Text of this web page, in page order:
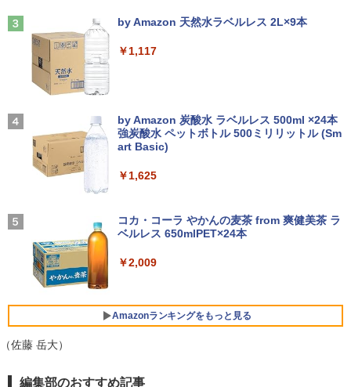
ows11 DVDドライブ Bluetooth HDMI O
ffice付き 中古パソコン 中古ノートPC 整
備済み
￥14,555
4
レビュー投稿 5年保証｜MS Office 2024
ws11 Office付｜スペック Core i5 第7世
代 メモリ 8GB 大容量 HDD 500GB テン
PC オフィス搭載
第8世代｜HP 中古デスクトップパソコン
Windows11 office付き｜メモリ8GB SS
D256GB HDD500GB｜ デスクトップ Mi
可能｜デスクトップ 中古｜中古PC
デスクトップパソコン Windows11 Offic
e付き パソコン 新品｜インテル 第14世代
スクトップPC 2年保証 激安 高性能 ゲー
ム 本体のみ PC 高スペッ 初期設定済み
で】 モニター 27インチ 100Hz FHD VA
￥13,980
非光沢 スピーカー内蔵 3年保証 ディスプ
レイ パソコンモニター PCモニター フル
イリスオーヤマ DT-JF *
5
自立スタンド モバイルモニター スタンド
縄・離島以外送料無料】
￥30,030
4
ー＞ [雑誌]
￥1,689
【 限定生産・特典つき 】YUZURU2027
羽生結弦カレンダー卓上版 [ 能登 直 ]
￥2,750
ラック
￥14,990
レスイヤホン bluetooth イヤホン V12 小型
軽量 ブルートゥースHi-Fi 最大36時間再生 ぶ
るーとゅーす コードレス ENCノイズキャン
付き 防水 タッチ式音量調整 スポーツ/通勤/通
￥1,964
Xiaomi シャオミ REDMI Buds 8 Lite ワイヤ
￥3,480
￥250
￥250
by Amazon 天然水ラベルレス 2L×9本
￥1,117
by Amazon 炭酸水 ラベルレス 500ml ×24本
強炭酸水 ペットボトル 500ミリリットル (Sm
art Basic)
￥1,625
コカ・コーラ やかんの麦茶 from 爽健美茶 ラ
ベルレス 650mlPET×24本
￥2,009
Amazonランキングをもっと見る
薬屋のひとりごと 17巻 (デジタル版ビッグガ
（佐藤 岳大）
編集部のおすすめ記事